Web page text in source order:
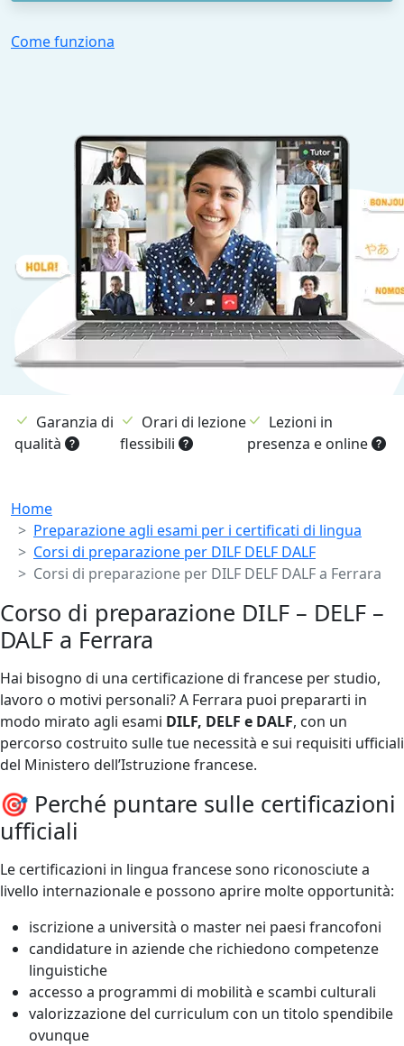
Come funziona
Garanzia di
qualità
Orari di lezione
flessibili
Lezioni in
presenza e online
Breadcrumb
Home
Preparazione agli esami per i certificati di lingua
Corsi di preparazione per DILF DELF DALF
Corsi di preparazione per DILF DELF DALF a Ferrara
Corso di preparazione DILF – DELF –
DALF a Ferrara
Hai bisogno di una certificazione di francese per studio,
lavoro o motivi personali? A Ferrara puoi prepararti in
modo mirato agli esami DILF, DELF e DALF, con un
percorso costruito sulle tue necessità e sui requisiti ufficiali
del Ministero dell’Istruzione francese.
🎯 Perché puntare sulle certificazioni
ufficiali
Le certificazioni in lingua francese sono riconosciute a
livello internazionale e possono aprire molte opportunità:
iscrizione a università o master nei paesi francofoni
candidature in aziende che richiedono competenze
linguistiche
accesso a programmi di mobilità e scambi culturali
valorizzazione del curriculum con un titolo spendibile
ovunque